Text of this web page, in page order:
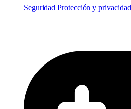
Seguridad Protección y privacidad